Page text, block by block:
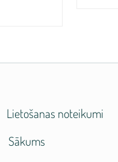
Lietošanas noteikumi
Sākums